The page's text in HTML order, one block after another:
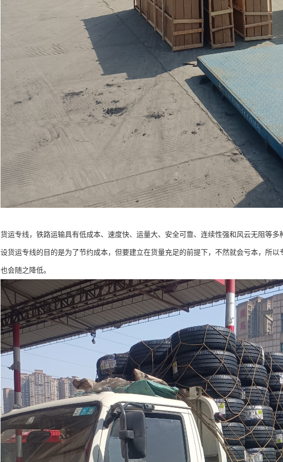
货运专线，铁路运输具有低成本、速度快、运量大、安全可靠、连续性强和风云无阻等
设货运专线的目的是为了节约成本，但要建立在货量充足的前提下，不然就会亏本，所
也会随之降低。